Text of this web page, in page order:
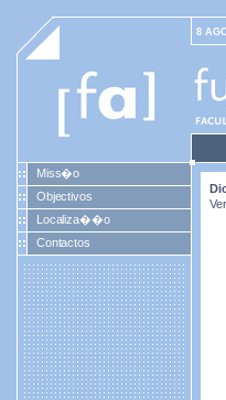
8
Miss�o
Objectivos
Localiza��o
Contactos